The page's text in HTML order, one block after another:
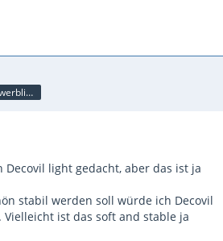
Mitglieder mit gewerblicher Verbindung, auch als Mitarbeiter/in
Decovil light gedacht, aber das ist ja
stabil werden soll würde ich Decovil
ist das soft and stable ja